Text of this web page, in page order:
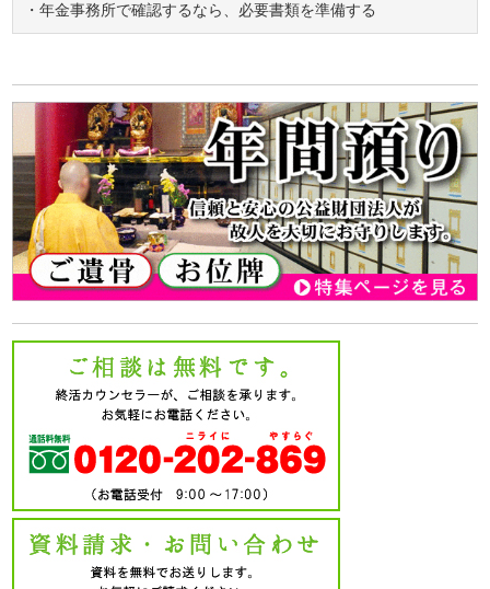
・年金事務所で確認するなら、必要書類を準備する